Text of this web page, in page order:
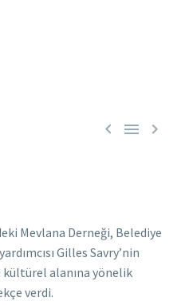
  
Mevlana Derneği, Belediye
Gilles Savry’nin
alanına yönelik
verdi.